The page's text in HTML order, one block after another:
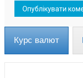
Курс валют